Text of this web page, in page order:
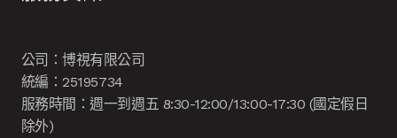
公司：博視有限公司
統編：25195734
服務時間：週一到週五 8:30-12:00/13:00-17:30 (國定假日
除外)